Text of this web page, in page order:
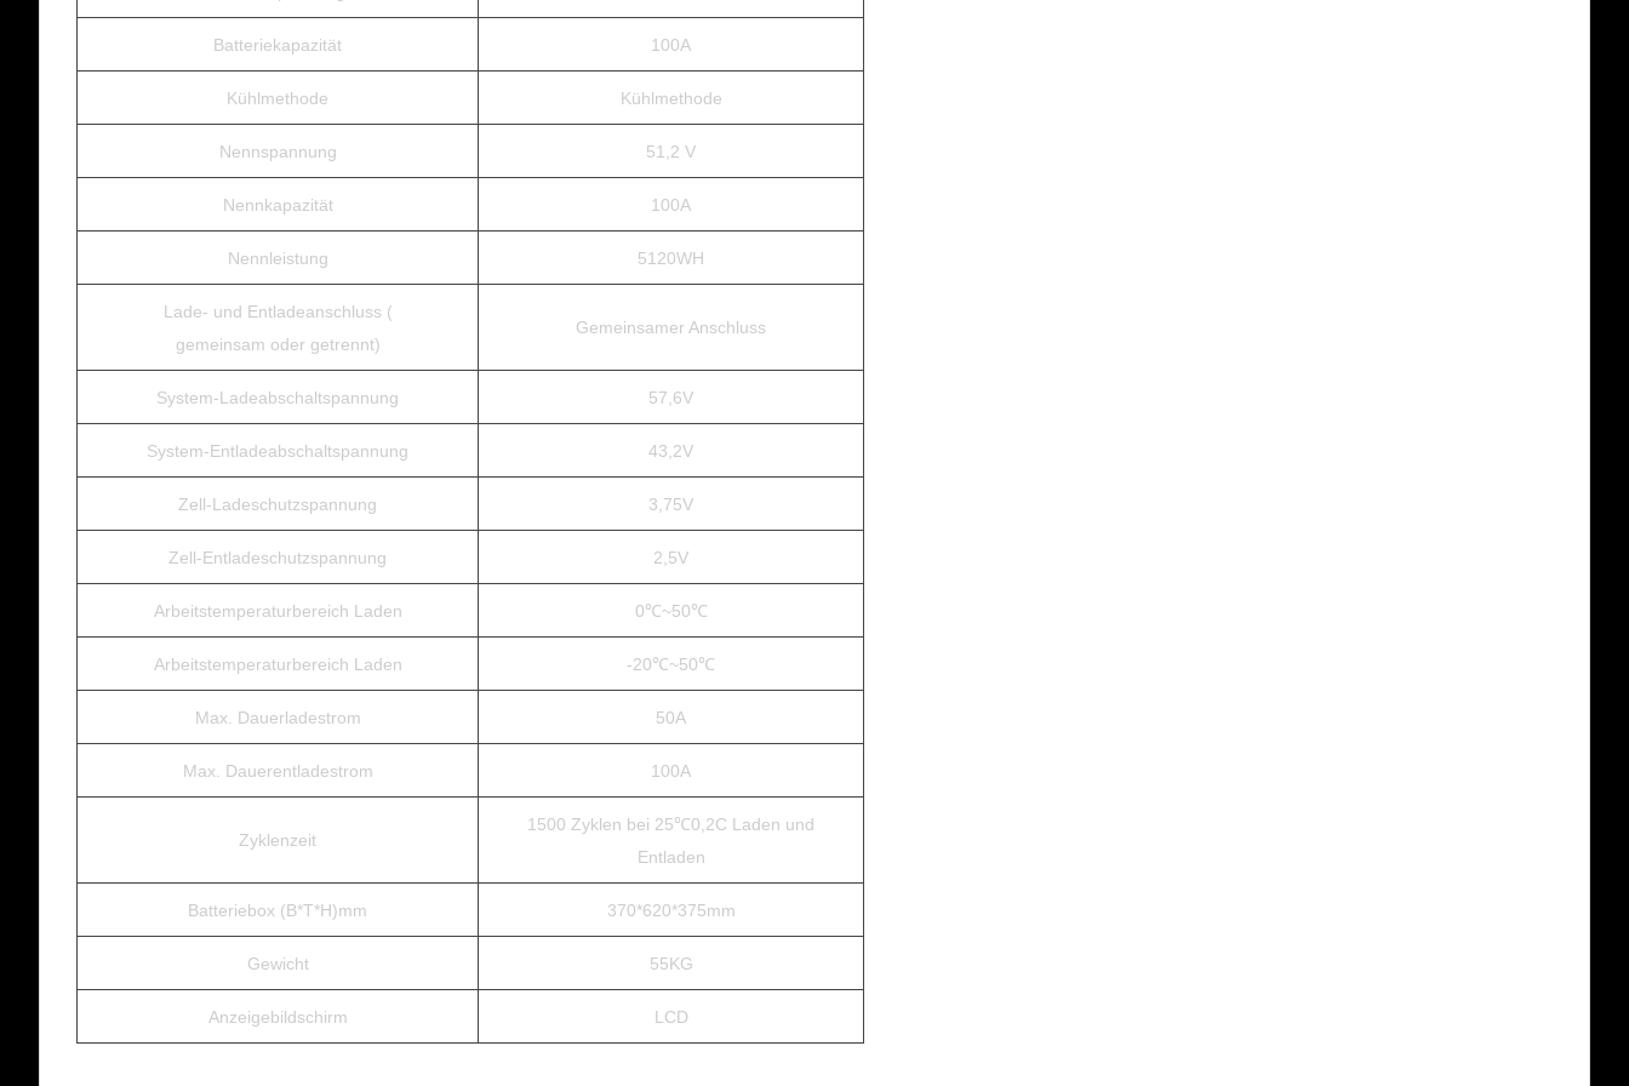
Batteriekapazität 100A
Kühlmethode Kühlmethode
Nennspannung 51,2 V
Nennkapazität 100A
Nennleistung 5120WH
Lade- und Entladeanschluss (
gemeinsam oder getrennt)
Gemeinsamer Anschluss
System-Ladeabschaltspannung 57,6V
System-Entladeabschaltspannung 43,2V
Zell-Ladeschutzspannung 3,75V
Zell-Entladeschutzspannung 2,5V
Arbeitstemperaturbereich Laden 0℃~50℃
Arbeitstemperaturbereich Laden -20℃~50℃
Max. Dauerladestrom 50A
Max. Dauerentladestrom 100A
Zyklenzeit
1500 Zyklen bei 25℃0,2C Laden und
Entladen
Batteriebox (B*T*H)mm 370*620*375mm
Gewicht 55KG
Anzeigebildschirm LCD